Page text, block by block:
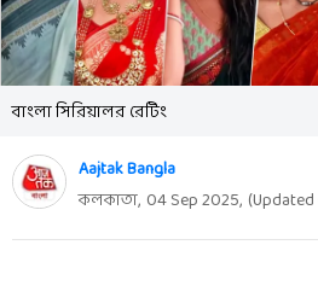
বাংলা সিরিয়ালর রেটিং
Aajtak Bangla
কলকাতা, 04 Sep 2025, (Updated